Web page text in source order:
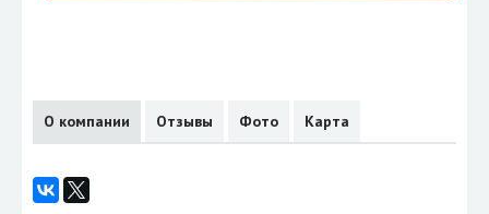
О компании Отзывы Фото Карта